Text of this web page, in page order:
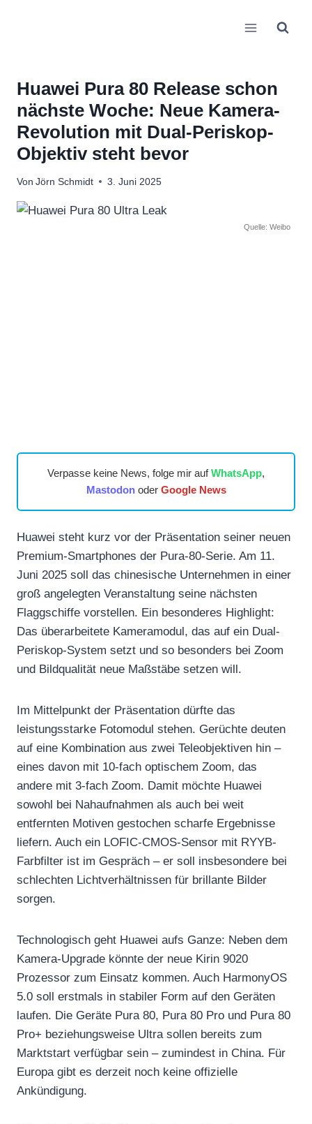
Huawei Pura 80 Release schon
nächste Woche: Neue Kamera-
Revolution mit Dual-Periskop-
Objektiv steht bevor
Von Jörn Schmidt 3. Juni 2025
Quelle: Weibo
Verpasse keine News, folge mir aufWhatsApp,
Mastodonoder Google News
Huawei steht kurz vor der Präsentation seiner neuen
Premium-Smartphones der Pura-80-Serie. Am 11.
Juni 2025 soll das chinesische Unternehmen in einer
groß angelegten Veranstaltung seine nächsten
Flaggschiffe vorstellen. Ein besonderes Highlight:
Das überarbeitete Kameramodul, das auf ein Dual-
Periskop-System setzt und so besonders bei Zoom
und Bildqualität neue Maßstäbe setzen will.
Im Mittelpunkt der Präsentation dürfte das
leistungsstarke Fotomodul stehen. Gerüchte deuten
auf eine Kombination aus zwei Teleobjektiven hin –
eines davon mit 10-fach optischem Zoom, das
andere mit 3-fach Zoom. Damit möchte Huawei
sowohl bei Nahaufnahmen als auch bei weit
entfernten Motiven gestochen scharfe Ergebnisse
liefern. Auch ein LOFIC-CMOS-Sensor mit RYYB-
Farbfilter ist im Gespräch – er soll insbesondere bei
schlechten Lichtverhältnissen für brillante Bilder
sorgen.
Technologisch geht Huawei aufs Ganze: Neben dem
Kamera-Upgrade könnte der neue Kirin 9020
Prozessor zum Einsatz kommen. Auch HarmonyOS
5.0 soll erstmals in stabiler Form auf den Geräten
laufen. Die Geräte Pura 80, Pura 80 Pro und Pura 80
Pro+ beziehungsweise Ultra sollen bereits zum
Marktstart verfügbar sein – zumindest in China. Für
Europa gibt es derzeit noch keine offizielle
Ankündigung.